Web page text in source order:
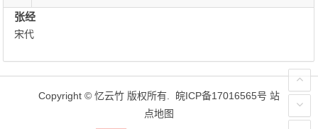
张经
宋代
Copyright © 忆云竹 版权所有. 皖ICP备17016565号 站
点地图